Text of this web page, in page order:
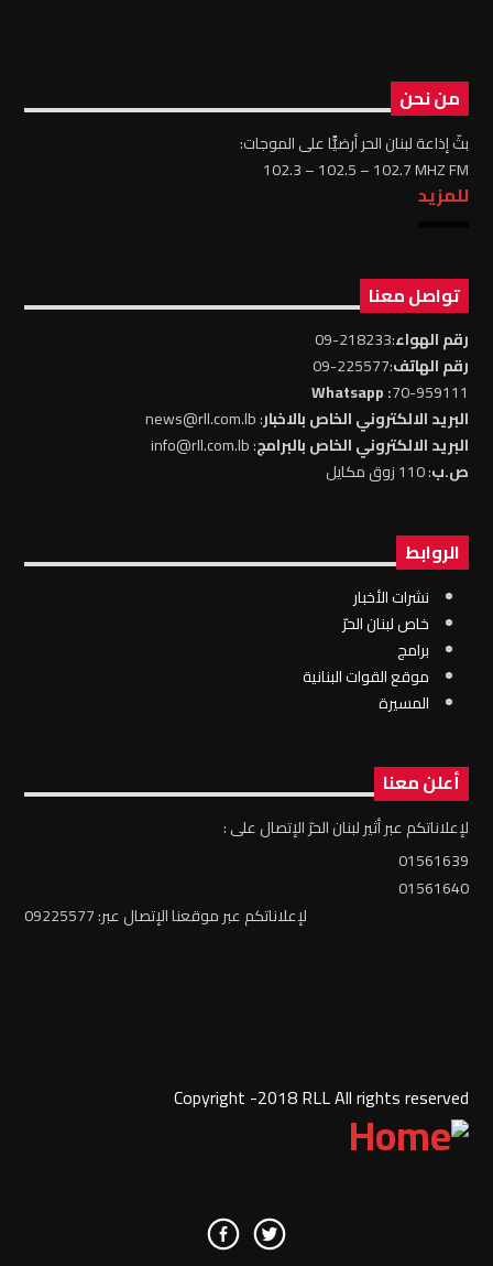
من نحن
بثّ إذاعة لبنان الحر أرضيًّا على الموجات:
102.3 – 102.5 – 102.7 MHZ FM
للمزيد
تواصل معنا
رقم الهواء:218233-09
رقم الهاتف:225577-09
70-959111
: Whatsapp
البريد الالكتروني الخاص بالاخبار: news@rll.com.lb
البريد الالكتروني الخاص بالبرامج: info@rll.com.lb
ص.ب: 110 زوق مكايل
الروابط
نشرات الأخبار
خاص لبنان الحرّ
برامج
موقع القوات البنانية
المسيرة
أعلن معنا
لإعلاناتكم عبر أثير لبنان الحرّ الإتصال على :
01561639
01561640
لإعلاناتكم عبر موقعنا الإتصال عبر: 09225577
Copyright -2018 RLL All rights reserved